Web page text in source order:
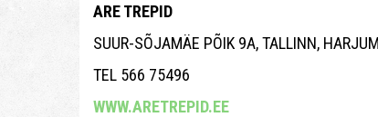
ARE TREPID
SUUR-SÕJAMÄE PÕIK 9A, TALLINN,
TEL 566 75496
WWW.ARETREPID.EE